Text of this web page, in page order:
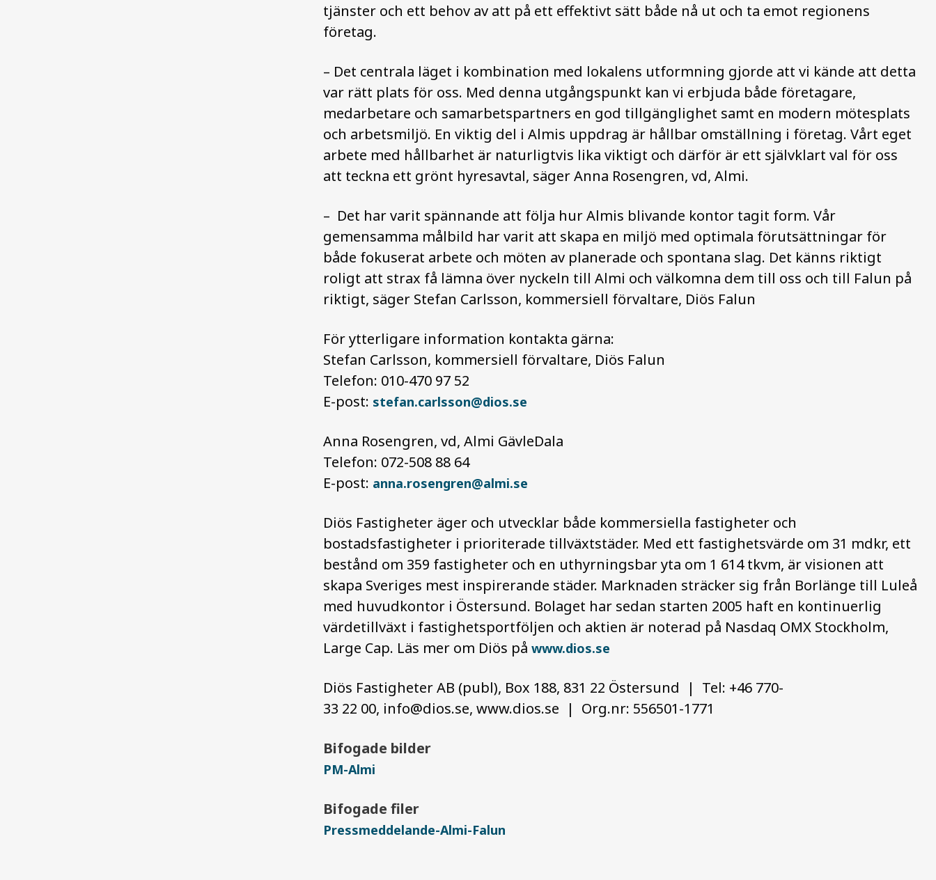
tjänster och ett behov av att på ett effektivt sätt både nå ut och ta emot regionens
företag.
– Det centrala läget i kombination med lokalens utformning gjorde att vi kände att detta
var rätt plats för oss. Med denna utgångspunkt kan vi erbjuda både företagare,
medarbetare och samarbetspartners en god tillgänglighet samt en modern mötesplats
och arbetsmiljö. En viktig del i Almis uppdrag är hållbar omställning i företag. Vårt eget
arbete med hållbarhet är naturligtvis lika viktigt och därför är ett självklart val för oss
att teckna ett grönt hyresavtal, säger Anna Rosengren, vd, Almi.
– Det har varit spännande att följa hur Almis blivande kontor tagit form. Vår
gemensamma målbild har varit att skapa en miljö med optimala förutsättningar för
både fokuserat arbete och möten av planerade och spontana slag. Det känns riktigt
roligt att strax få lämna över nyckeln till Almi och välkomna dem till oss och till Falun på
riktigt, säger Stefan Carlsson, kommersiell förvaltare, Diös Falun
För ytterligare information kontakta gärna:
Stefan Carlsson, kommersiell förvaltare, Diös Falun
Telefon: 010-470 97 52
E-post: stefan.carlsson@dios.se
Anna Rosengren, vd, Almi GävleDala
Telefon: 072-508 88 64
E-post: anna.rosengren@almi.se
Diös Fastigheter äger och utvecklar både kommersiella fastigheter och
bostadsfastigheter i prioriterade tillväxtstäder. Med ett fastighetsvärde om 31 mdkr, ett
bestånd om 359 fastigheter och en uthyrningsbar yta om 1 614 tkvm, är visionen att
skapa Sveriges mest inspirerande städer. Marknaden sträcker sig från Borlänge till Luleå
med huvudkontor i Östersund. Bolaget har sedan starten 2005 haft en kontinuerlig
värdetillväxt i fastighetsportföljen och aktien är noterad på Nasdaq OMX Stockholm,
Large Cap. Läs mer om Diös på www.dios.se
Diös Fastigheter AB (publ), Box 188, 831 22 Östersund | Tel: +46 770-
33 22 00, info@dios.se, www.dios.se | Org.nr: 556501-1771
Bifogade bilder
PM-Almi
Bifogade filer
Pressmeddelande-Almi-Falun